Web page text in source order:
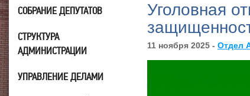
Уголовная
11 ноября 2025 - Отдел
СОБРАНИЕ ДЕПУТАТОВ
СТРУКТУРА
АДМИНИСТРАЦИИ
УПРАВЛЕНИЕ ДЕЛАМИ